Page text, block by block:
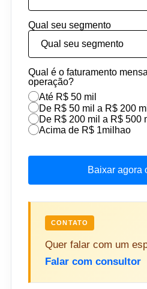
Qual seu segmento
Qual é o faturamento
operação?
Até R$ 50 mil
De R$ 50 mil a R$ 200
De R$ 200 mil a R$ 500
Acima de R$ 1milhao
Baixar agora
CONTATO
Quer falar com um
Falar com consultor